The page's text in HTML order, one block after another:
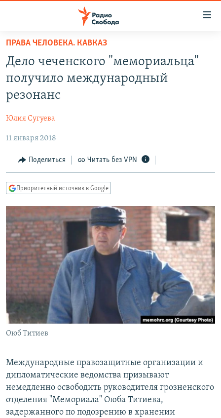
упрощенного
доступа
основному
Вернутся
навигации
Вернутся
поиску
ПОДКАСТЫ
АВТОРСКИЕ ПРОЕКТЫ
МНЕНИЯ
КУЛЬТУРА
IDEL.РЕАЛИИ
СЕВЕР.РЕАЛИИ
СИБИРЬ.РЕАЛИИ
РАСПИСАНИЕ ВЕЩАНИЯ
ПОДПИШИТЕСЬ НА РАССЫЛКУ
СОЦИАЛЬНЫЕ СЕТИ
ПРАВА ЧЕЛОВЕКА. КАВКАЗ
Дело чеченского "мемориальца"
получило международный
резонанс
Юлия Сугуева
11 января 2018
Поделиться Читать без VPN
Приоритетный источник в Google
Оюб Титиев
Международные правозащитные организации и
дипломатические ведомства призывают
немедленно освободить руководителя грозненского
отделения "Мемориала" Оюба Титиева,
задержанного по подозрению в хранении